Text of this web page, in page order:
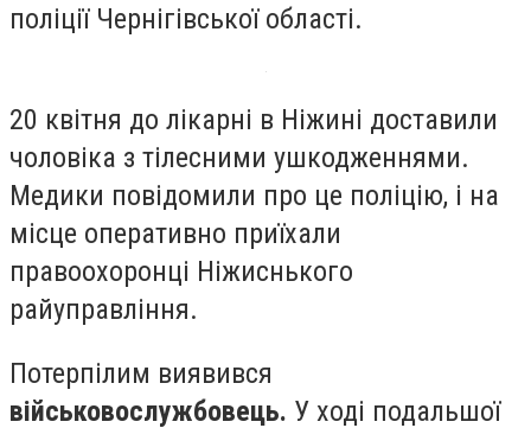
поліції Чернігівської області.
20 квітня до лікарні в Ніжині доставили
чоловіка з тілесними ушкодженнями.
Медики повідомили про це поліцію, і на
місце оперативно приїхали
правоохоронці Ніжиснького
райуправління.
Потерпілим виявився
військовослужбовець. У ході подальшої